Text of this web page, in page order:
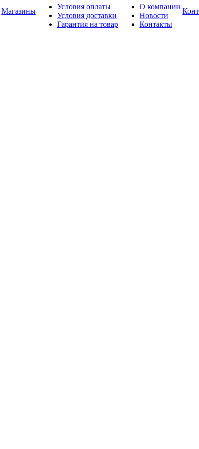
Магазины
Условия оплаты
Условия доставки
Гарантия на товар
О компании
Новости
Контакты